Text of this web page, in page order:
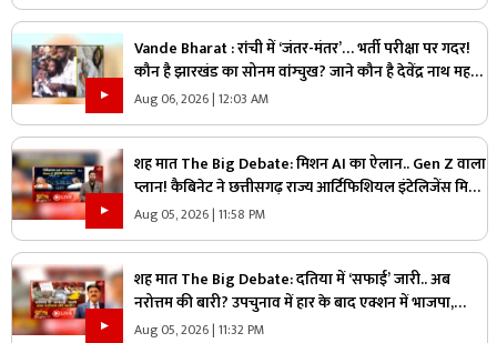
Vande Bharat : रांची में ‘जंतर-मंतर’… भर्ती परीक्षा पर गदर!
कौन है झारखंड का सोनम वांग्चुख? जाने कौन है देवेंद्र नाथ महतो
?
Aug 06, 2026 | 12:03 AM
शह मात The Big Debate: मिशन AI का ऐलान.. Gen Z वाला
प्लान! कैबिनेट ने छत्तीसगढ़ राज्य आर्टिफिशियल इंटेलिजेंस मिशन
को दी मंजूरी, क्या Gen Z को ध्यान में रखकर तैयार किया गया
प्लान?
Aug 05, 2026 | 11:58 PM
शह मात The Big Debate: दतिया में ‘सफाई’ जारी.. अब
नरोत्तम की बारी? उपचुनाव में हार के बाद एक्शन में भाजपा,
लोकल बॉडी की सफाई के बाद असली निशाने पर कौन?
Aug 05, 2026 | 11:32 PM